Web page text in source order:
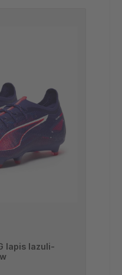
lapis lazuli-